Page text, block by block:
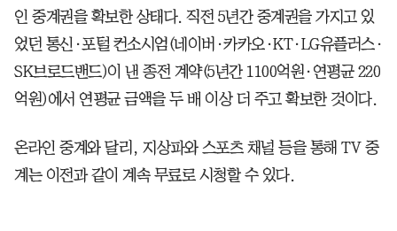
인 중계권을 확보한 상태다. 직전 5년간 중계권을 가지고 있
었던 통신·포털 컨소시엄(네이버·카카오·KT·LG유플러스·
SK브로드밴드)이 낸 종전 계약(5년간 1100억원·연평균 220
억원)에서 연평균 금액을 두 배 이상 더 주고 확보한 것이다.
온라인 중계와 달리, 지상파와 스포츠 채널 등을 통해 TV 중
계는 이전과 같이 계속 무료로 시청할 수 있다.